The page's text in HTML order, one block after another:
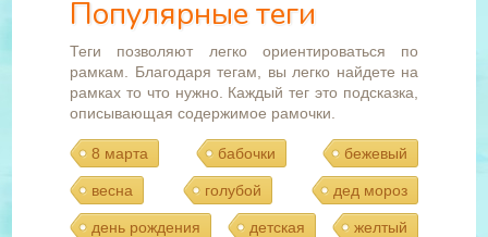
Популярные теги
Теги позволяют легко ориентироваться по
рамкам. Благодаря тегам, вы легко найдете на
рамках то что нужно. Каждый тег это подсказка,
описывающая содержимое рамочки.
8 марта бабочки бежевый
весна голубой дед мороз
день рождения детская желтый